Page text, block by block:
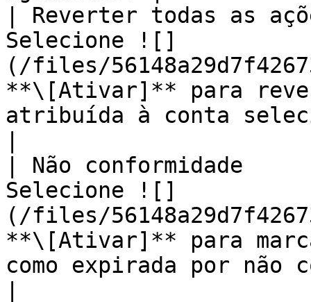
| Reverter todas as
Selecione ![]
(/files/
**\[Ativar]** para
atribuída à conta
| Não
Selecione ![]
(/files/
**\[Ativar]** para
como expirada por não